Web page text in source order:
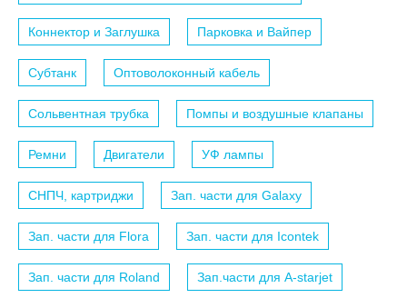
Коннектор и Заглушка Парковка и Вайпер
Субтанк Оптоволоконный кабель
Сольвентная трубка Помпы и воздушные клапаны
Ремни Двигатели УФ лампы
СНПЧ, картриджи Зап. части для Galaxy
Зап. части для Flora Зап. части для Icontek
Зап. части для Roland Зап.части для A-starjet